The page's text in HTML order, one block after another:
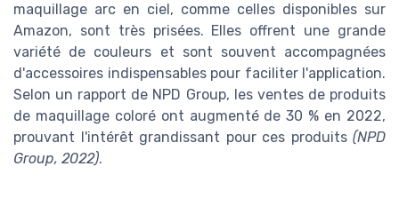
maquillage arc en ciel, comme celles disponibles sur
Amazon, sont très prisées. Elles offrent une grande
variété de couleurs et sont souvent accompagnées
d'accessoires indispensables pour faciliter l'application.
Selon un rapport de NPD Group, les ventes de produits
de maquillage coloré ont augmenté de 30 % en 2022,
prouvant l'intérêt grandissant pour ces produits (NPD
Group, 2022).